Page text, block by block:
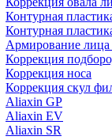
Контурная
Контурная
Армирование
Коррекция
Коррекция носа
Коррекция скул
Aliaxin GP
Aliaxin EV
Aliaxin SR